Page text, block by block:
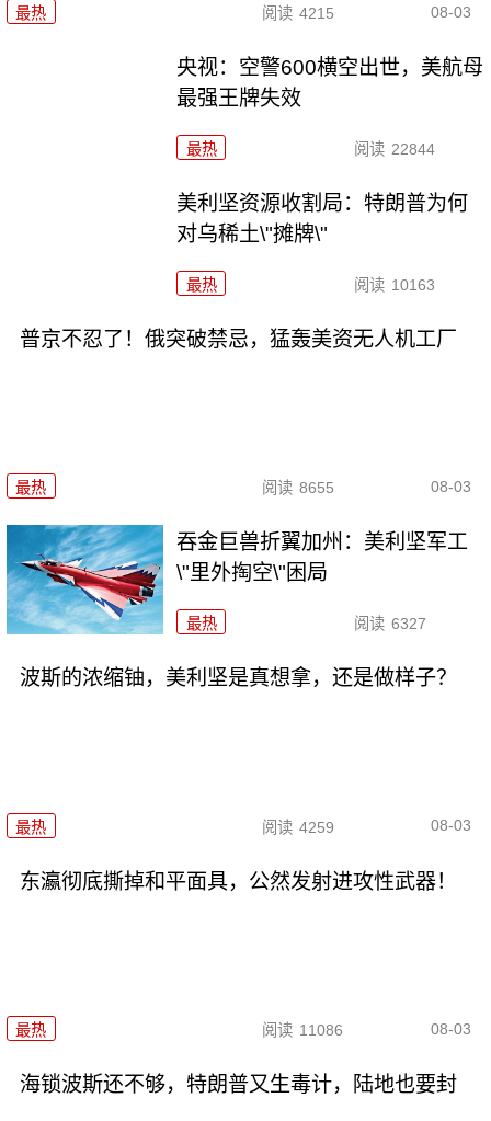
最热 阅读 4215 08-03
央视：空警600横空出世，美航母
最强王牌失效
最热 阅读 22844
美利坚资源收割局：特朗普为何
对乌稀土\"摊牌\"
最热 阅读 10163
普京不忍了！俄突破禁忌，猛轰美资无人机工厂
最热 阅读 8655 08-03
吞金巨兽折翼加州：美利坚军工
\"里外掏空\"困局
最热 阅读 6327
波斯的浓缩铀，美利坚是真想拿，还是做样子？
最热 阅读 4259 08-03
东瀛彻底撕掉和平面具，公然发射进攻性武器！
最热 阅读 11086 08-03
海锁波斯还不够，特朗普又生毒计，陆地也要封